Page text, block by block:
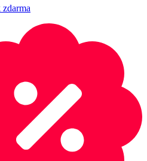
zdarma